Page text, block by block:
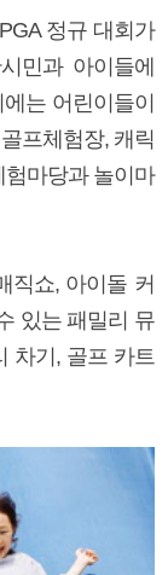
정규 대회가
민과 아이들에
는 어린이들이
프체험장, 캐릭
마당과 놀이마
직쇼, 아이돌 커
있는 패밀리 뮤
차기, 골프 카트